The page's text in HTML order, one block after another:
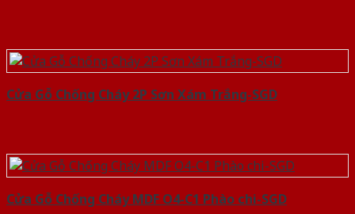
Cửa Gỗ Chống Cháy 2P Sơn Xám Trắng-SGD
Cửa Gỗ Chống Cháy MDF O4-C1 Phào chi-SGD